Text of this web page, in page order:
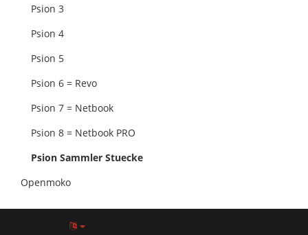
Psion 3
Psion 4
Psion 5
Psion 6 = Revo
Psion 7 = Netbook
Psion 8 = Netbook PRO
Psion Sammler Stuecke
Openmoko